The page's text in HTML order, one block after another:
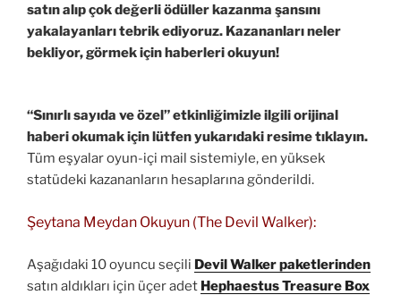
satın alıp çok değerli ödüller kazanma şansını
yakalayanları tebrik ediyoruz. Kazananları neler
bekliyor, görmek için haberleri okuyun!
“Sınırlı sayıda ve özel” etkinliğimizle ilgili orijinal
haberi okumak için lütfen yukarıdaki resime tıklayın.
Tüm eşyalar oyun-içi mail sistemiyle, en yüksek
statüdeki kazananların hesaplarına gönderildi.
Şeytana Meydan Okuyun (The Devil Walker):
Aşağıdaki 10 oyuncu seçili Devil Walker paketlerinden
satın aldıkları için üçer adet Hephaestus Treasure Box